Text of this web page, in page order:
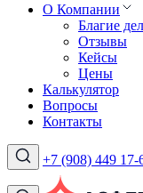
О Компании
Благие
Отзывы
Кейсы
Цены
Калькулятор
Вопросы
Контакты
+7 (908) 449 17-